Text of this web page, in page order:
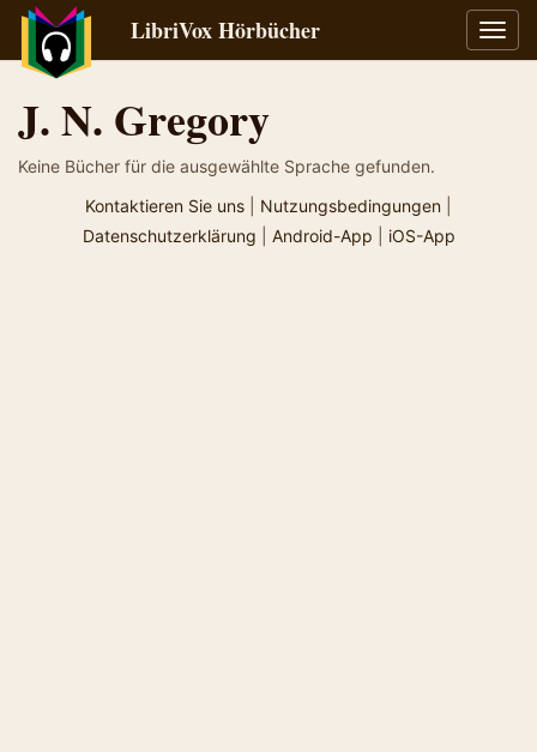
LibriVox Hörbücher
J. N. Gregory
Keine Bücher für die ausgewählte Sprache gefunden.
Kontaktieren Sie uns
Nutzungsbedingungen
Datenschutzerklärung
Android-App iOS-App